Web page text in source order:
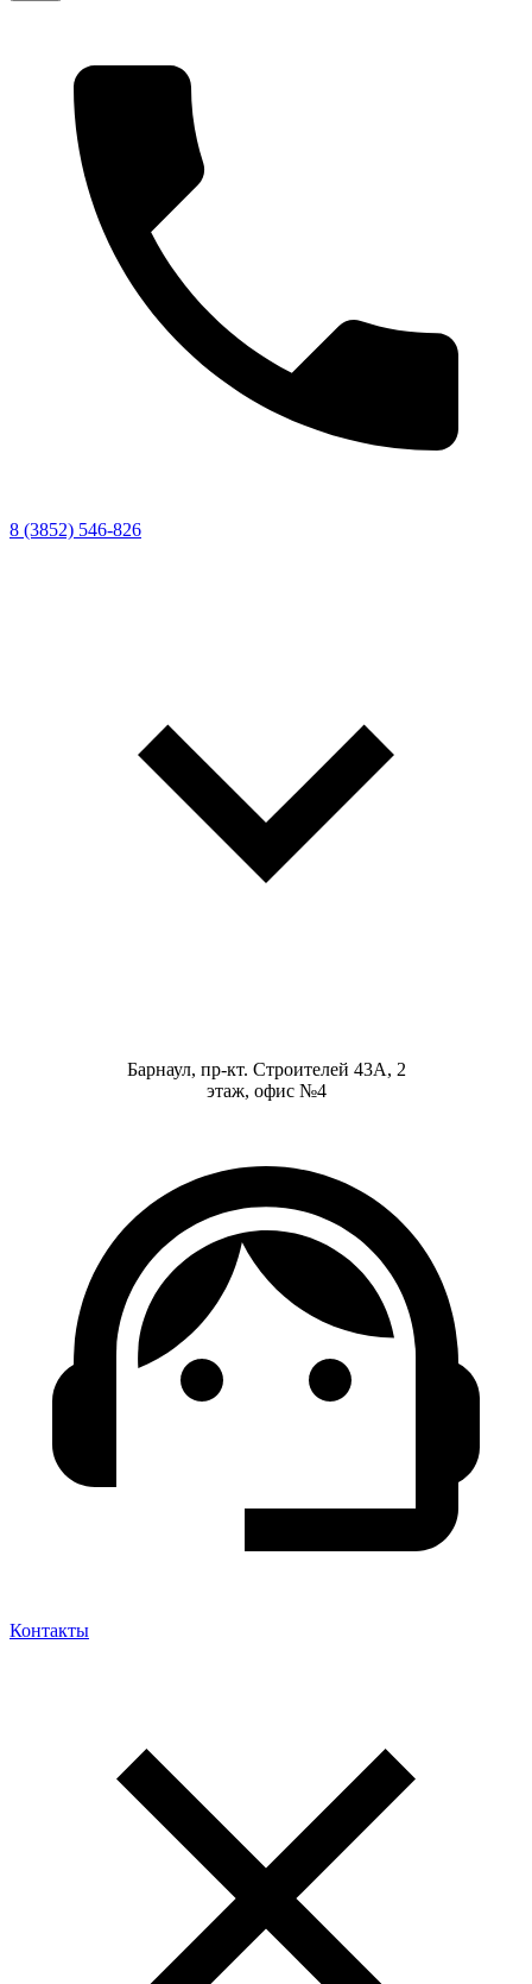
8 (3852) 546-826
Барнаул, пр-кт. Строителей 43А, 2
этаж, офис №4
Контакты